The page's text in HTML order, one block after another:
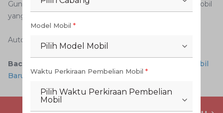
Gunakan aplikasi Auto2000 Digiroom untuk memilih mobil
yang Anda inginkan.
Auto2000 Digiroom
Baca Juga:
Apa yang Dimaksud PPnBM Saat Beli Mobil
Baru?
Model Mobil *
Pilih Model Mobil
Waktu Perkiraan Pembelian Mobil *
Pilih Waktu Perkiraan Pembelian
Mobil